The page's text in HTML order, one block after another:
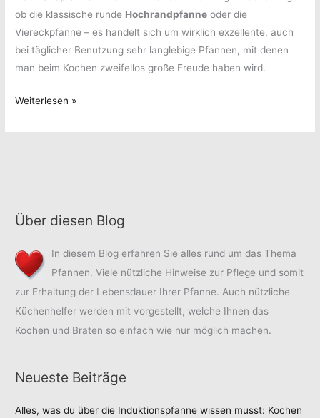
ob die klassische runde Hochrandpfanne oder die
Viereckpfanne – es handelt sich um wirklich exzellente, auch
bei täglicher Benutzung sehr langlebige Pfannen, mit denen
man beim Kochen zweifellos große Freude haben wird.
Triumphe
Weiterlesen »
Über diesen Blog
In diesem Blog erfahren Sie alles rund um das Thema
Pfannen. Viele nützliche Hinweise zur Pflege und somit
zur Erhaltung der Lebensdauer Ihrer Pfanne. Auch nützliche
Küchenhelfer werden mit vorgestellt, welche Ihnen das
Kochen und Braten so einfach wie nur möglich machen.
Neueste Beiträge
Alles, was du über die Induktionspfanne wissen musst: Kochen